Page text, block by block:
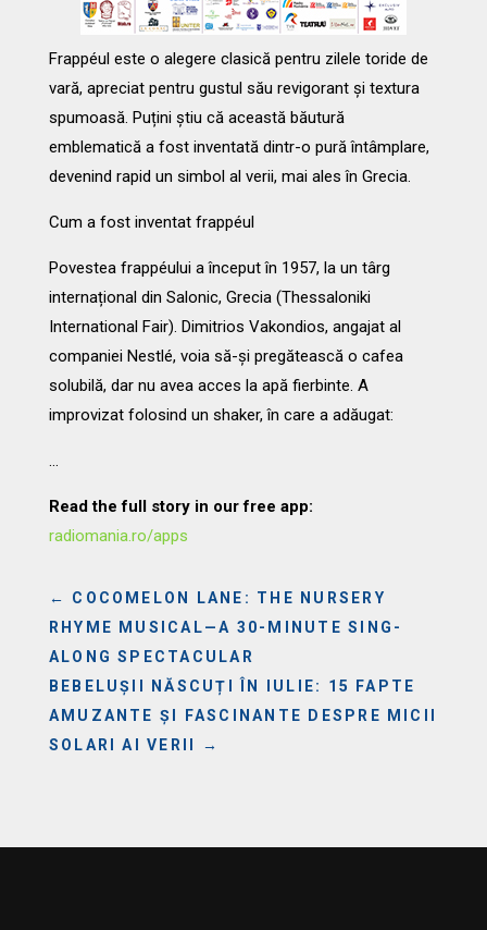
Frappéul este o alegere clasică pentru zilele toride de
vară, apreciat pentru gustul său revigorant și textura
spumoasă. Puțini știu că această băutură
emblematică a fost inventată dintr-o pură întâmplare,
devenind rapid un simbol al verii, mai ales în Grecia.
Cum a fost inventat frappéul
Povestea frappéului a început în 1957, la un târg
internațional din Salonic, Grecia (Thessaloniki
International Fair). Dimitrios Vakondios, angajat al
companiei Nestlé, voia să-și pregătească o cafea
solubilă, dar nu avea acces la apă fierbinte. A
improvizat folosind un shaker, în care a adăugat:
…
Read the full story in our free app:
radiomania.ro/apps
← COCOMELON LANE: THE NURSERY
RHYME MUSICAL—A 30-MINUTE SING-
ALONG SPECTACULAR
BEBELUȘII NĂSCUȚI ÎN IULIE: 15 FAPTE
AMUZANTE ȘI FASCINANTE DESPRE MICII
SOLARI AI VERII
→